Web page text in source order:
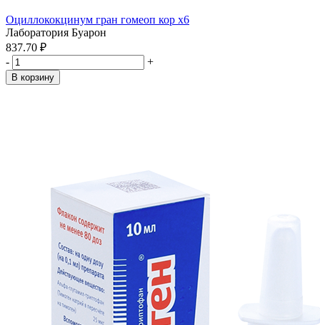
Оциллококцинум гран гомеоп кор x6
Лаборатория Буарон
837.70 ₽
-
+
В корзину